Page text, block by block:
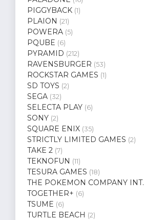
PIGGYBACK (1)
PLAION (21)
POWERA (5)
PQUBE (6)
PYRAMID (212)
RAVENSBURGER (53)
ROCKSTAR GAMES (1)
SD TOYS (2)
SEGA (32)
SELECTA PLAY (6)
SONY (2)
SQUARE ENIX (35)
STRICTLY LIMITED GAMES (2)
TAKE 2 (7)
TEKNOFUN (11)
TESURA GAMES (18)
THE POKEMON COMPANY INT.
TOGETHER+ (6)
TSUME (6)
TURTLE BEACH (2)